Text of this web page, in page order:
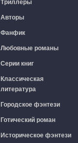
Триллеры
Авторы
Фанфик
Любовные романы
Серии книг
Классическая
литература
Городское фэнтези
Готический роман
Историческое фэнтези